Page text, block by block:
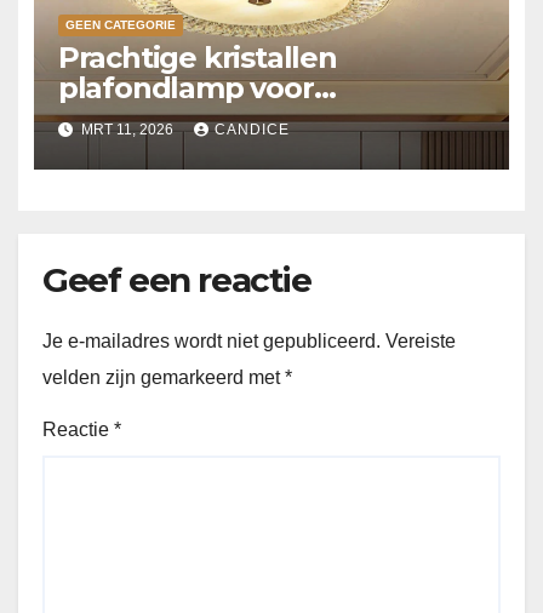
GEEN CATEGORIE
Prachtige kristallen
plafondlamp voor
slaapkamer
MRT 11, 2026 CANDICE
Geef een reactie
Je e-mailadres wordt niet gepubliceerd. Vereiste
velden zijn gemarkeerd met*
Reactie *